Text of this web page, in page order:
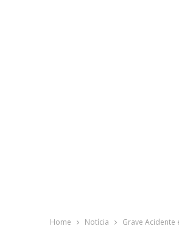
Home Notícia Grave